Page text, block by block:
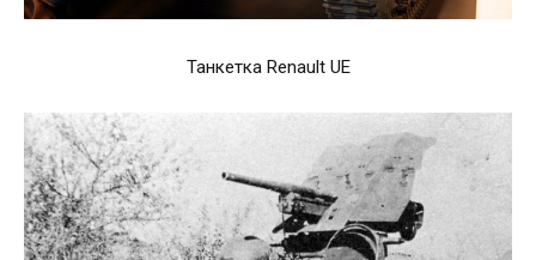
Танкетка Renault UE